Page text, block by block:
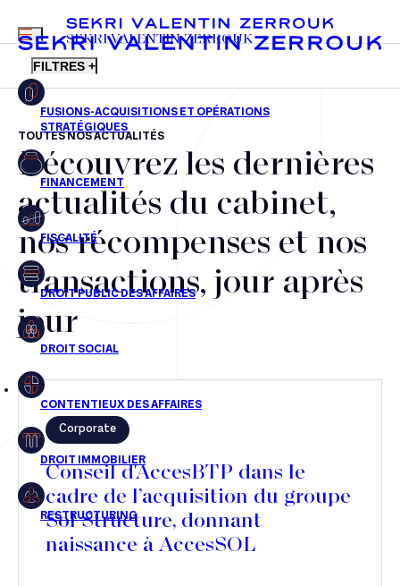
FR EN
MENU
SEKRI VALENTIN ZERROUK
FILTRES +
Fusions-acquisitions et opérations stratégiques
Financement
Fiscalité
Droit public des affaires
Droit social
Droit immobilier
Restructuring
Article
TOUTES NOS ACTUALITÉS
Découvrez les dernières
actualités du cabinet,
nos récompenses et nos
transactions, jour après
jour
Corporate
Conseil d'AccesBTP dans le
cadre de l’acquisition du groupe
Sol Structure, donnant
naissance à AccesSOL